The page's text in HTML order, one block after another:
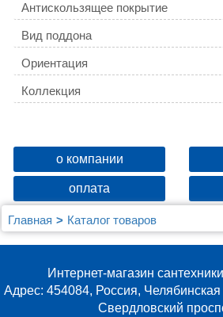
Антискользящее покрытие
Вид поддона
Ориентация
Коллекция
о компании
оплата
Главная
Каталог товаров
Душевые уголки, ограждения,
Поддон для душа IDDIS Bild
Интернет-магазин
Адрес: 454084, Россия, Челябинская
Свердловский